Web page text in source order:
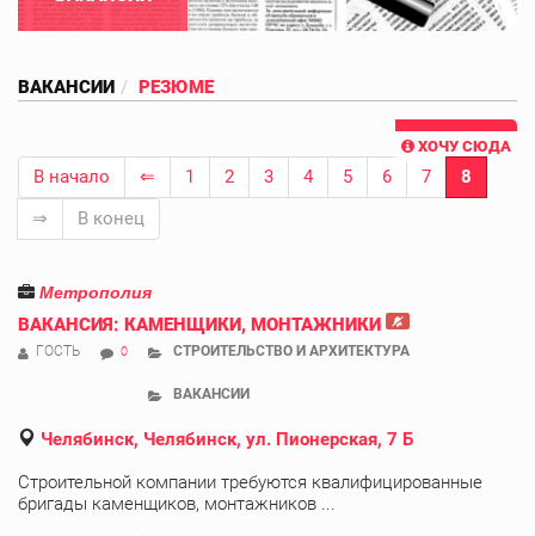
ВАКАНСИИ РЕЗЮМЕ
ХОЧУ СЮДА
В начало ⇐ 1 2 3 4 5 6 7
8
⇒
В конец
Метрополия
ВАКАНСИЯ: КАМЕНЩИКИ, МОНТАЖНИКИ
ГОСТЬ 0 СТРОИТЕЛЬСТВО И АРХИТЕКТУРА
ВАКАНСИИ
Челябинск, Челябинск, ул. Пионерская, 7 Б
Строительной компании требуются квалифицированные
бригады каменщиков, монтажников ...